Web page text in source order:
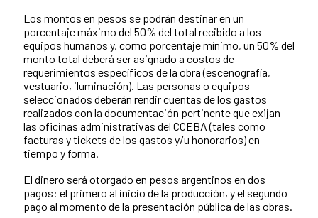
Los montos en pesos se podrán destinar en un
porcentaje máximo del 50% del total recibido a los
equipos humanos y, como porcentaje mínimo, un 50% del
monto total deberá ser asignado a costos de
requerimientos específicos de la obra (escenografía,
vestuario, iluminación). Las personas o equipos
seleccionados deberán rendir cuentas de los gastos
realizados con la documentación pertinente que exijan
las oficinas administrativas del CCEBA (tales como
facturas y tickets de los gastos y/u honorarios) en
tiempo y forma.
El dinero será otorgado en pesos argentinos en dos
pagos: el primero al inicio de la producción, y el segundo
pago al momento de la presentación pública de las obras.